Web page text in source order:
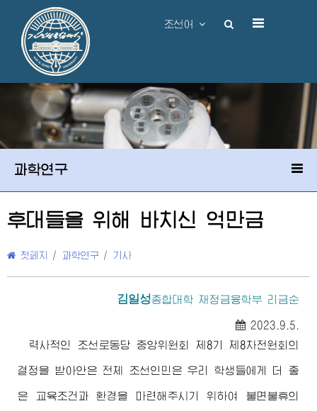
조선어
과학연구
후대들을 위해 바치신 억만금
첫페지 / 과학연구 / 기사
김일성종합대학 재정금융학부 리금순
2023.9.5.
력사적인 조선로동당 중앙위원회 제8기 제8차전원회의
결정을 받아안은 전체 조선인민은 우리 학생들에게 더 좋
은 교육조건과 환경을 마련해주시기 위하여 불면불휴의